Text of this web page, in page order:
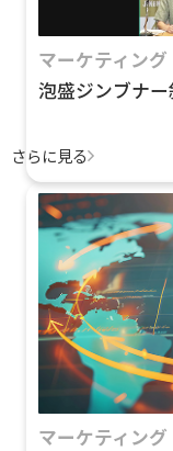
マーケティング
泡盛ジンブナ
さらに見る
マーケティング